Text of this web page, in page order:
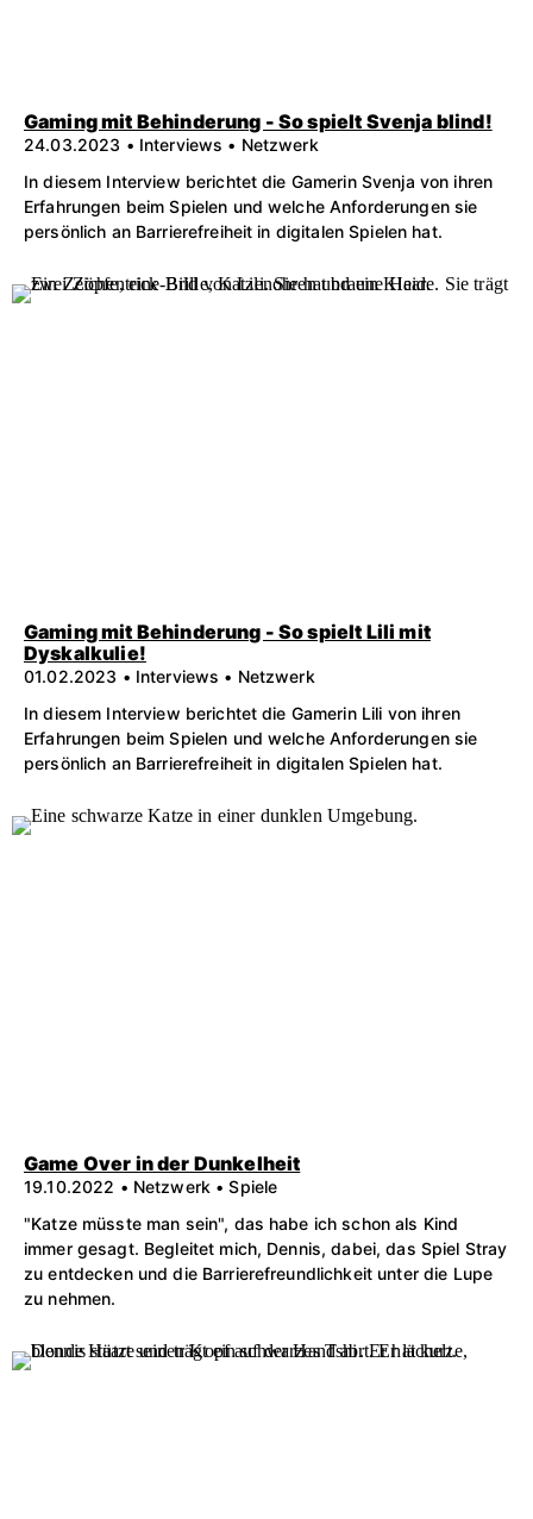
Gaming mit Behinderung - So spielt Svenja blind!
24.03.2023 • Interviews • Netzwerk
In diesem Interview berichtet die Gamerin Svenja von ihren
Erfahrungen beim Spielen und welche Anforderungen sie
persönlich an Barrierefreiheit in digitalen Spielen hat.
Gaming mit Behinderung - So spielt Lili mit
Dyskalkulie!
01.02.2023 • Interviews • Netzwerk
In diesem Interview berichtet die Gamerin Lili von ihren
Erfahrungen beim Spielen und welche Anforderungen sie
persönlich an Barrierefreiheit in digitalen Spielen hat.
Game Over in der Dunkelheit
19.10.2022 • Netzwerk • Spiele
"Katze müsste man sein", das habe ich schon als Kind
immer gesagt. Begleitet mich, Dennis, dabei, das Spiel Stray
zu entdecken und die Barrierefreundlichkeit unter die Lupe
zu nehmen.